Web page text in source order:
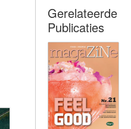
Gerelateerde
Publicaties